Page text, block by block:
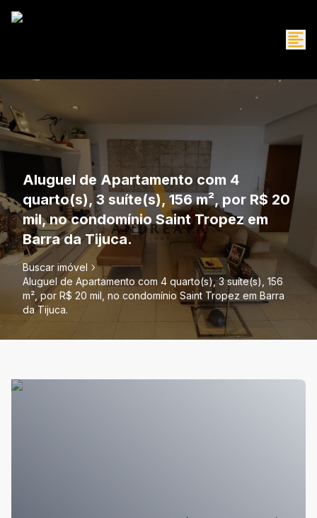
Aluguel de Apartamento com 4
quarto(s), 3 suíte(s), 156 m², por R$ 20
mil, no condomínio Saint Tropez em
Barra da Tijuca.
Buscar imóvel
Aluguel de Apartamento com 4 quarto(s), 3 suíte(s), 156
m², por R$ 20 mil, no condomínio Saint Tropez em Barra
da Tijuca.